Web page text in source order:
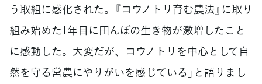
う取組に感化された。『コウノトリ育む農法』に取り
組み始めた1年目に田んぼの生き物が激増したこと
に感動した。大変だが、コウノトリを中心として自
然を守る営農にやりがいを感じている」と語りまし